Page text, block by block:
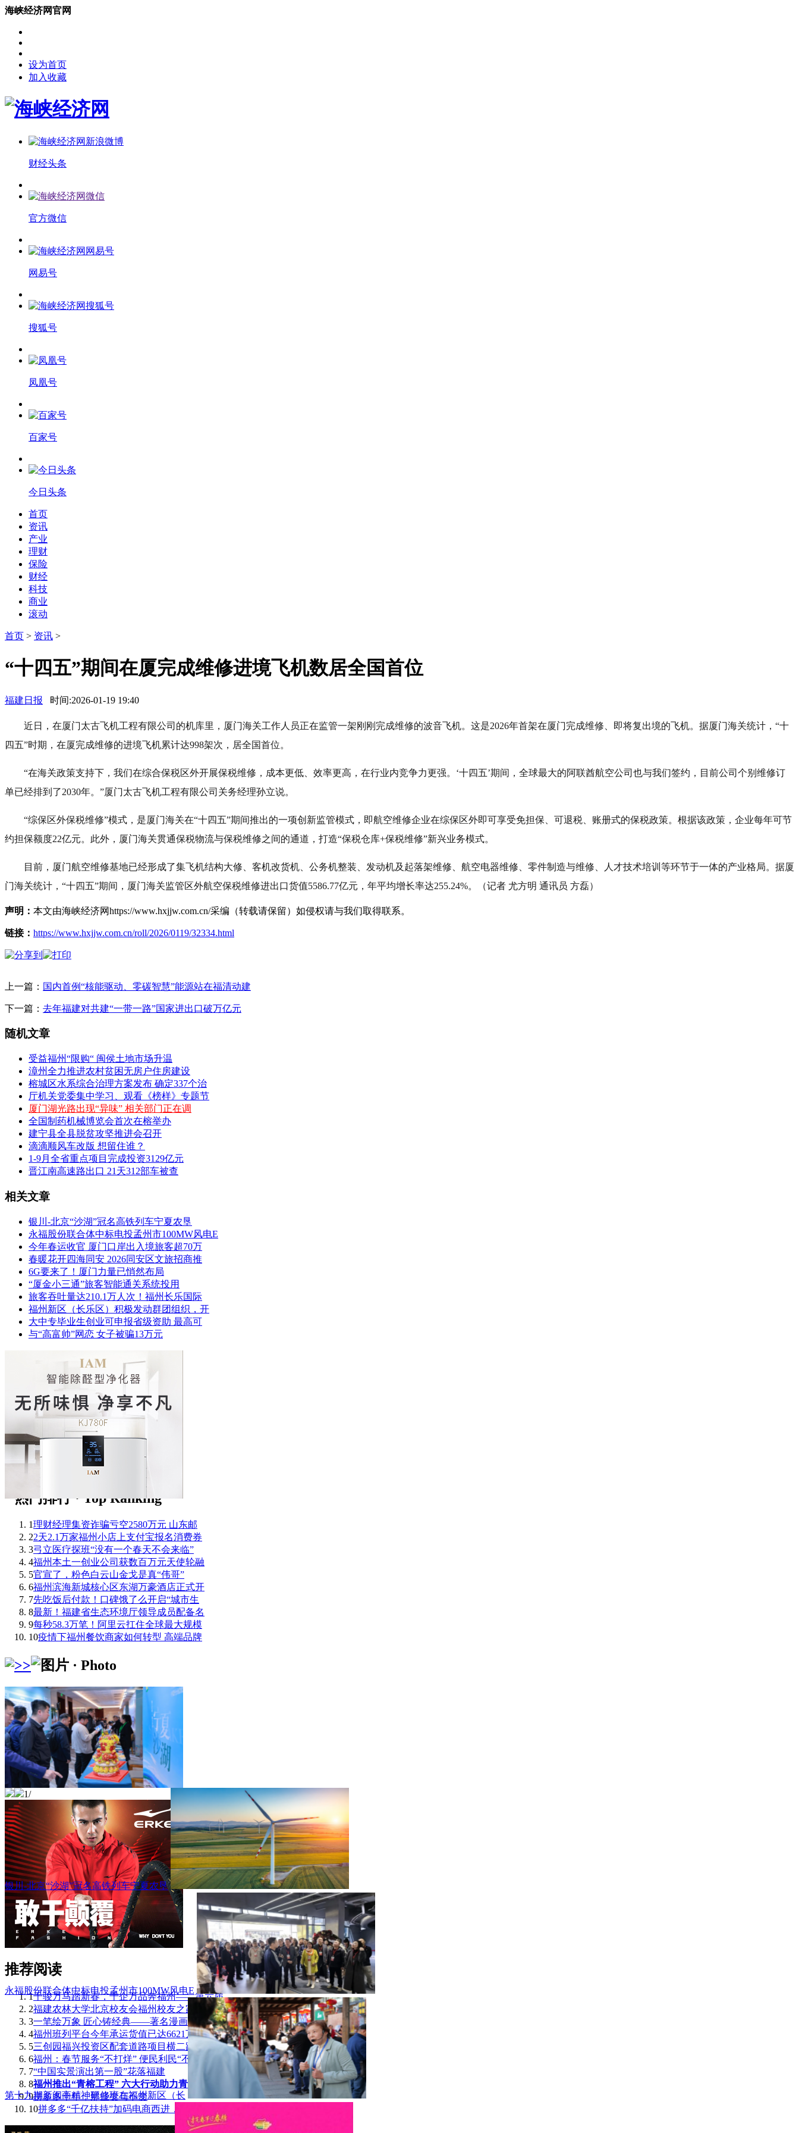
海峡经济网官网
设为首页
加入收藏
财经头条
官方微信
网易号
搜狐号
凤凰号
百家号
今日头条
首页
资讯
产业
理财
保险
财经
科技
商业
滚动
首页 > 资讯 >
“十四五”期间在厦完成维修进境飞机数居全国首位
福建日报 时间:2026-01-19 19:40
近日，在厦门太古飞机工程有限公司的机库里，厦门海关工作人员正在监管一架刚刚完成维修的波音飞机。这是2026年首架在厦门完成维修、即将复出境的飞机。据厦门海关统计，“十
四五”时期，在厦完成维修的进境飞机累计达998架次，居全国首位。
“在海关政策支持下，我们在综合保税区外开展保税维修，成本更低、效率更高，在行业内竞争力更强。‘十四五’期间，全球最大的阿联酋航空公司也与我们签约，目前公司个别维修订
单已经排到了2030年。”厦门太古飞机工程有限公司关务经理孙立说。
“综保区外保税维修”模式，是厦门海关在“十四五”期间推出的一项创新监管模式，即航空维修企业在综保区外即可享受免担保、可退税、账册式的保税政策。根据该政策，企业每年可节
约担保额度22亿元。此外，厦门海关贯通保税物流与保税维修之间的通道，打造“保税仓库+保税维修”新兴业务模式。
目前，厦门航空维修基地已经形成了集飞机结构大修、客机改货机、公务机整装、发动机及起落架维修、航空电器维修、零件制造与维修、人才技术培训等环节于一体的产业格局。据厦
门海关统计，“十四五”期间，厦门海关监管区外航空保税维修进出口货值5586.77亿元，年平均增长率达255.24%。（记者 尤方明 通讯员 方磊）
声明： 本文由海峡经济网https://www.hxjjw.com.cn/采编（转载请保留）如侵权请与我们取得联系。
链接： https://www.hxjjw.com.cn/roll/2026/0119/32334.html
上一篇： 国内首例“核能驱动、零碳智慧”能源站在福清动建
下一篇： 去年福建对共建“一带一路”国家进出口破万亿元
随机文章
受益福州“限购“ 闽侯土地市场升温
漳州全力推进农村贫困无房户住房建设
榕城区水系综合治理方案发布 确定337个治
厅机关党委集中学习、观看《榜样》专题节
厦门湖光路出现“异味” 相关部门正在调
全国制药机械博览会首次在榕举办
建宁县全县脱贫攻坚推进会召开
滴滴顺风车改版 想留住谁？
1-9月全省重点项目完成投资3129亿元
晋江南高速路出口 21天312部车被查
相关文章
银川-北京“沙湖”冠名高铁列车宁夏农垦
永福股份联合体中标电投孟州市100MW风电E
今年春运收官 厦门口岸出入境旅客超70万
春暖花开四海同安 2026同安区文旅招商推
6G要来了！厦门力量已悄然布局
“厦金小三通”旅客智能通关系统投用
旅客吞吐量达210.1万人次！福州长乐国际
福州新区（长乐区）积极发动群团组织，开
大中专毕业生创业可申报省级资助 最高可
与“高富帅”网恋 女子被骗13万元
1理财经理集资诈骗亏空2580万元 山东邮
22天2.1万家福州小店上支付宝报名消费券
3弓立医疗探班“没有一个春天不会来临”
4福州本土一创业公司获数百万元天使轮融
5官宣了，粉色白云山金戈是真“伟哥”
6福州滨海新城核心区东湖万豪酒店正式开
7先吃饭后付款！口碑饿了么开启“城市生
8最新！福建省生态环境厅领导成员配备名
9每秒58.3万笔！阿里云扛住全球最大规模
10疫情下福州餐饮商家如何转型 高端品牌
银川-北京“沙湖”冠名高铁列车宁夏农垦
永福股份联合体中标电投孟州市100MW风电E
第十九期新闽商精神研修班在福州新区（长
1/
推荐阅读
1千骏万马踏新春，千企万品奔福州——第六届
2福建农林大学北京校友会福州校友之家成立
3一笔绘万象 匠心铸经典——著名漫画家刘奎
4福州班列平台今年承运货值已达6621万元！
5三创园福兴投资区配套道路项目横二路正式通
6福州：春节服务“不打烊” 便民利民“不断
7“中国实景演出第一股”花落福建
8福州推出“青榕工程” 六大行动助力青年人
9拼多多十年，那些变与不变
10拼多多“千亿扶持”加码电商西进，茶吧机里